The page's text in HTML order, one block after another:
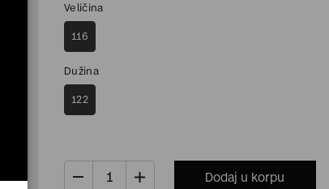
Veličina
116
Dužina
122
Dodaj u korpu